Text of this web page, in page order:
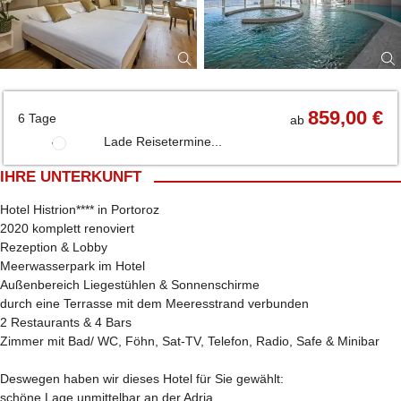
6 Tage ab859,00 €
Lade Reisetermine...
IHRE UNTERKUNFT
Hotel Histrion**** in Portoroz
2020 komplett renoviert
Rezeption & Lobby
Meerwasserpark im Hotel
Außenbereich Liegestühlen & Sonnenschirme
durch eine Terrasse mit dem Meeresstrand verbunden
2 Restaurants & 4 Bars
Zimmer mit Bad/ WC, Föhn, Sat-TV, Telefon, Radio, Safe & Minibar
Deswegen haben wir dieses Hotel für Sie gewählt:
schöne Lage unmittelbar an der Adria